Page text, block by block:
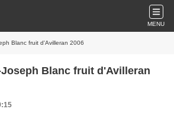
MENU
Blanc fruit d'Avilleran 2006
Blanc fruit d'Avilleran